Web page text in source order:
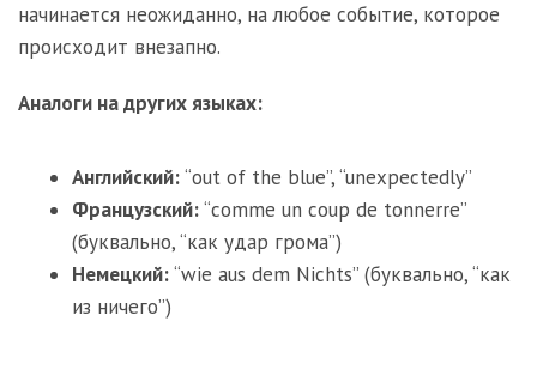
начинается неожиданно, на любое событие, которое
происходит внезапно.
Аналоги на других языках:
Английский:“out of the blue”, “unexpectedly”
Французский:“comme un coup de tonnerre”
(буквально, “как удар грома”)
Немецкий:“wie aus dem Nichts” (буквально, “как
из ничего”)